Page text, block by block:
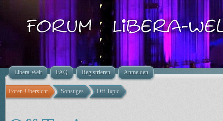
Libera-Welt FAQ Registrieren Anmelden
Foren-Übersicht Sonstiges Off Topic